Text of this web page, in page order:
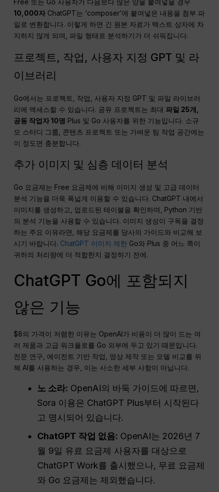
Free 또는 Go 사용자가 다음보다 많은 양을 붙여넣을 경우
10,000자 ChatGPT는 ‘composer’에 붙여넣은 내용을 첨부 파
일로 변환합니다. 이렇게 하면 긴 원본 자료가 텍스트 상자에 차
지하지 않게 되며, 파일 형태로 분석하기가 더 쉬워집니다.
프로젝트, 작업, 사용자 지정 GPT 및 라
이브러리
Go에서는 프로젝트, 작업, 사용자 지정 GPT 및 파일 라이브러
리에 액세스할 수 있습니다. 공유 프로젝트는 최대 파일 25개,
공동 작업자 10명 Plus 및 Go 사용자를 위한 기능입니다. 소규
모 스터디 그룹, 콘텐츠 프로젝트 또는 가벼운 팀 작업 공간에는
이 정도면 충분합니다.
추가 이미지 및 심층 데이터 분석
Go 요금제는 Free 요금제에 비해 이미지 생성 및 고급 데이터
분석 기능을 더욱 폭넓게 이용할 수 있습니다. ChatGPT 내에서
이미지를 생성하고, 업로드된 테이블을 확인하며, Python 기반
의 분석 기능을 사용할 수 있습니다. 이미지 생성이 구독을 결정
하는 주요 이유라면, 해당 요금제를 당사의 가이드와 비교해 보
시기 바랍니다. ChatGPT 이미지 제한 Go와 Plus 중 어느 쪽이
귀하의 처리량에 더 적합한지 결정하기 전에.
ChatGPT Go에 포함되지
않은 기능
$8의 가격이 저렴한 이유는 OpenAI가 비용이 더 많이 드는 여
러 제품과 고급 워크플로를 Go 외부에 두고 있기 때문입니다.
전문 연구, 에이전트 기반 작업, 영상 제작 또는 모델 비교를 위
해 AI를 사용하는 경우, 이는 사소한 세부 사항이 아닙니다.
노 소라: OpenAI의 바둑 가이드에 따르면,
Sora 이용은 ChatGPT Plus부터 시작된다
고 명시되어 있습니다.
ChatGPT 작업 없음: OpenAI는 2026년 7
월 9일 유료 요금제 사용자를 대상으로
ChatGPT Work를 출시했으나, 무료 요금제
와 Go 요금제는 제외했습니다.